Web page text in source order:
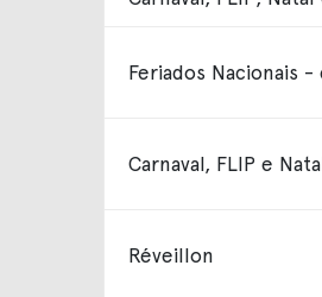
Feriados Nacionais
Carnaval, FLIP e
Réveillon